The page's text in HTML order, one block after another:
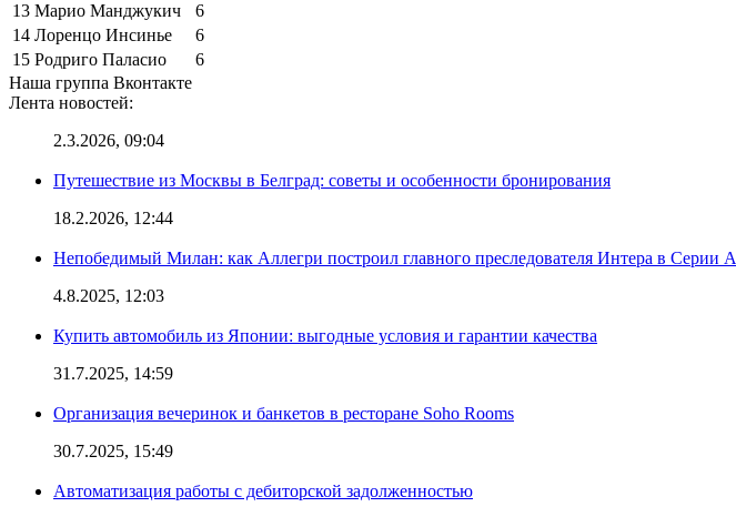
13 Марио Манджукич
6
14 Лоренцо Инсинье
6
15 Родриго Паласио
6
Наша группа Вконтакте
Лента новостей:
2.3.2026, 09:04
Путешествие из Москвы в Белград: советы и особенности бронирования
18.2.2026, 12:44
Непобедимый Милан: как Аллегри построил главного преследователя Интера в Серии А
4.8.2025, 12:03
Купить автомобиль из Японии: выгодные условия и гарантии качества
31.7.2025, 14:59
Организация вечеринок и банкетов в ресторане Soho Rooms
30.7.2025, 15:49
Автоматизация работы с дебиторской задолженностью